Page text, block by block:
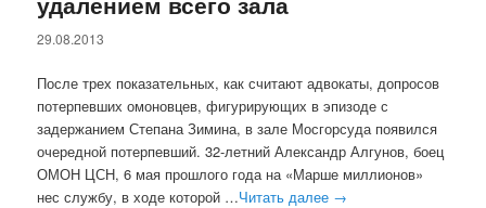
29.08.2013
После трех показательных, как считают адвокаты, допросов
потерпевших омоновцев, фигурирующих в эпизоде с
задержанием Степана Зимина, в зале Мосгорсуда появился
очередной потерпевший. 32-летний Александр Алгунов, боец
ОМОН ЦСН, 6 мая прошлого года на «Марше миллионов»
нес службу, в ходе которой …Читать далее →